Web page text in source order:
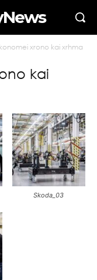
xrono kai xrhma
kai
Skoda_03